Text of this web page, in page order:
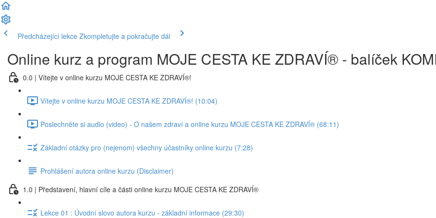
Předcházející lekce Zkompletujte a pokračujte dál
Online kurz a program MOJE CESTA KE ZDRAVÍ® - balíček
0.0 | Vítejte v online kurzu MOJE CESTA KE ZDRAVÍ®!
Vítejte v online kurzu MOJE CESTA KE ZDRAVÍ®! (10:04)
Poslechněte si audio (video) - O našem zdraví a online kurzu MOJE CESTA KE ZDRAVÍ® (68:11)
Základní otázky pro (nejenom) všechny účastníky online kurzu (7:28)
Prohlášení autora online kurzu (Disclaimer)
1.0 | Představení, hlavní cíle a části online kurzu MOJE CESTA KE ZDRAVÍ®
Lekce 01 : Úvodní slovo autora kurzu - základní informace (29:30)